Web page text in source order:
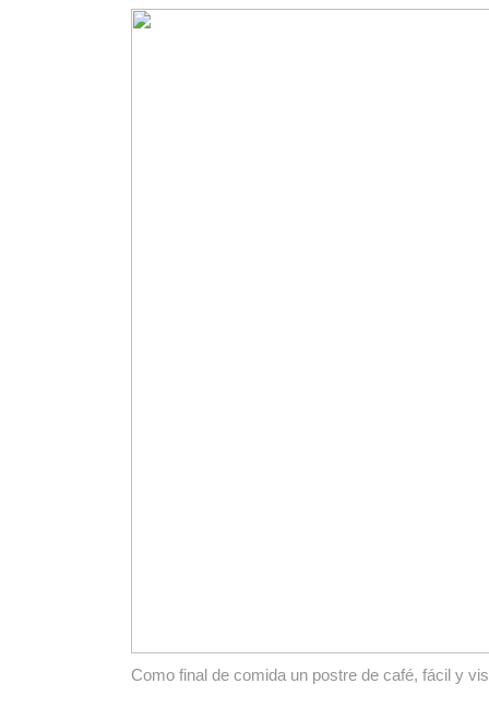
Como final de comida un postre de café, fácil y